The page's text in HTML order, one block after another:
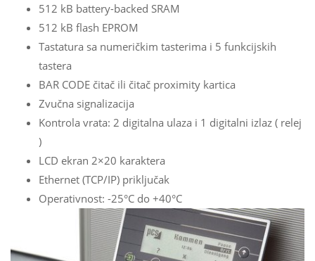
512 kB battery-backed SRAM
512 kB flash EPROM
Tastatura sa numeričkim tasterima i 5 funkcijskih
tastera
BAR CODE čitač ili čitač proximity kartica
Zvučna signalizacija
Kontrola vrata: 2 digitalna ulaza i 1 digitalni izlaz ( relej
)
LCD ekran 2×20 karaktera
Ethernet (TCP/IP) priključak
Operativnost: -25°C do +40°C